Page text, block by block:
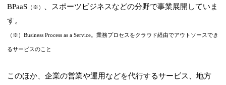
BPaaS （※）
、スポーツビジネスなどの分野で事業展開していま
す。
（※）Business Process as a Service。業務プロセスをクラウド経由でアウトソースでき
るサービスのこと
このほか、企業の営業や運用などを代行するサービス、地方